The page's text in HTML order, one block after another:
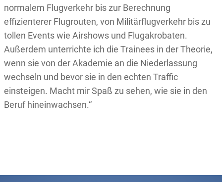
normalem Flugverkehr bis zur Berechnung
effizienterer Flugrouten, von Militärflugverkehr bis zu
tollen Events wie Airshows und Flugakrobaten.
Außerdem unterrichte ich die Trainees in der Theorie,
wenn sie von der Akademie an die Niederlassung
wechseln und bevor sie in den echten Traffic
einsteigen. Macht mir Spaß zu sehen, wie sie in den
Beruf hineinwachsen.“